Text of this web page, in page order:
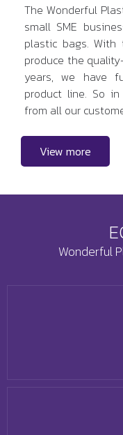
The Wonderful
small SME
plastic bags.
produce the
years, we have
product line. So
from all our
View more
Wonderful